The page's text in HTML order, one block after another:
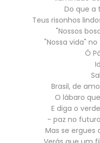
Do que a
Teus risonhos
"Nossos
"Nossa vida"
Ó
Brasil, de
O lábaro
E diga o
- paz no
Mas se ergues